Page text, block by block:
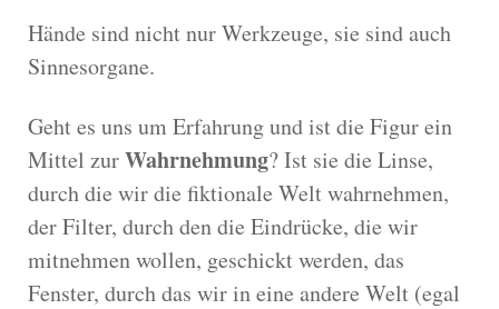
Hände sind nicht nur Werkzeuge, sie sind auch
Sinnesorgane.
Geht es uns um Erfahrung und ist die Figur ein
Mittel zurWahrnehmung? Ist sie die Linse,
durch die wir die fiktionale Welt wahrnehmen,
der Filter, durch den die Eindrücke, die wir
mitnehmen wollen, geschickt werden, das
Fenster, durch das wir in eine andere Welt (egal